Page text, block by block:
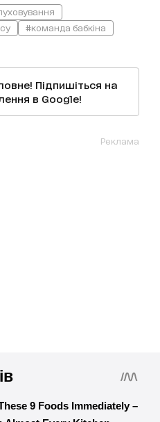
#команда бабкіна
Підпишіться на
в Google!
Реклама